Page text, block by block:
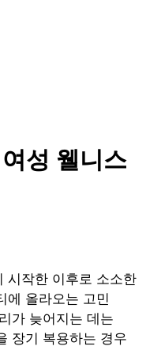
성 웰니스
시작한 이후로 소소한
에 올라오는 고민
가 늦어지는 데는
장기 복용하는 경우